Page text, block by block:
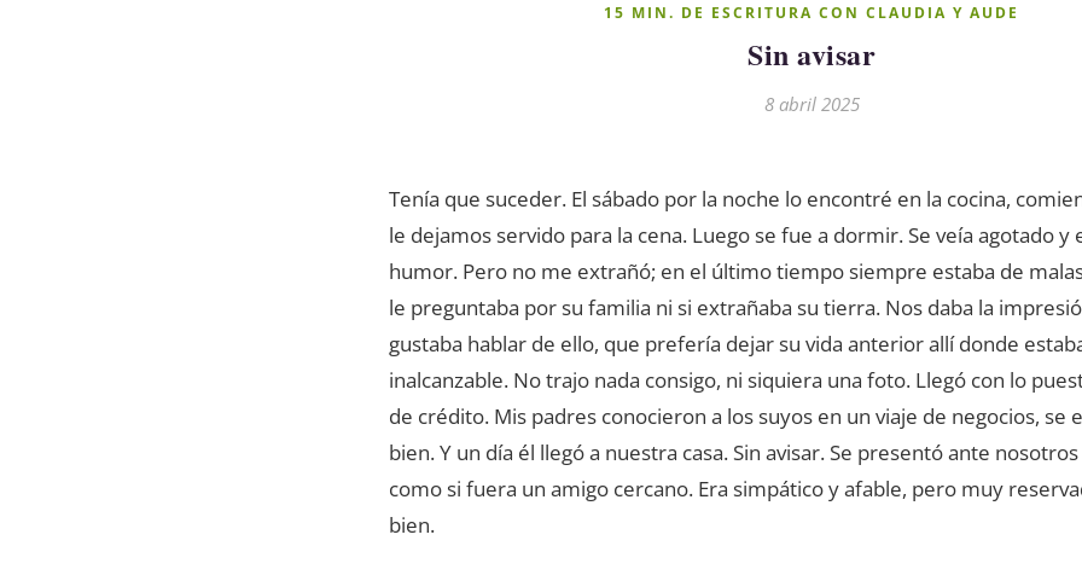
15 MIN. DE ESCRITURA CON CLAUDIA Y AUDE
Sin avisar
8 abril 2025
Tenía que suceder. El sábado por la noche lo encontré en la cocina,
le dejamos servido para la cena. Luego se fue a dormir. Se veía agotado y
humor. Pero no me extrañó; en el último tiempo siempre estaba de
le preguntaba por su familia ni si extrañaba su tierra. Nos daba la
gustaba hablar de ello, que prefería dejar su vida anterior allí donde
inalcanzable. No trajo nada consigo, ni siquiera una foto. Llegó con lo
de crédito. Mis padres conocieron a los suyos en un viaje de negocios, se
bien. Y un día él llegó a nuestra casa. Sin avisar. Se presentó ante
como si fuera un amigo cercano. Era simpático y afable, pero muy
bien.